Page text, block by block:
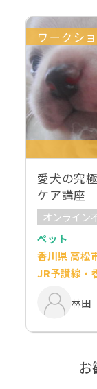
ワークシ
愛犬の究
ケア講座
オンライン
ペット
香川県 高松
JR予讃線・
林田